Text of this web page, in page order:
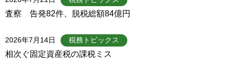
査察 告発82件、脱税総額84億円
2026年7月14日 税務トピックス
相次ぐ固定資産税の課税ミス